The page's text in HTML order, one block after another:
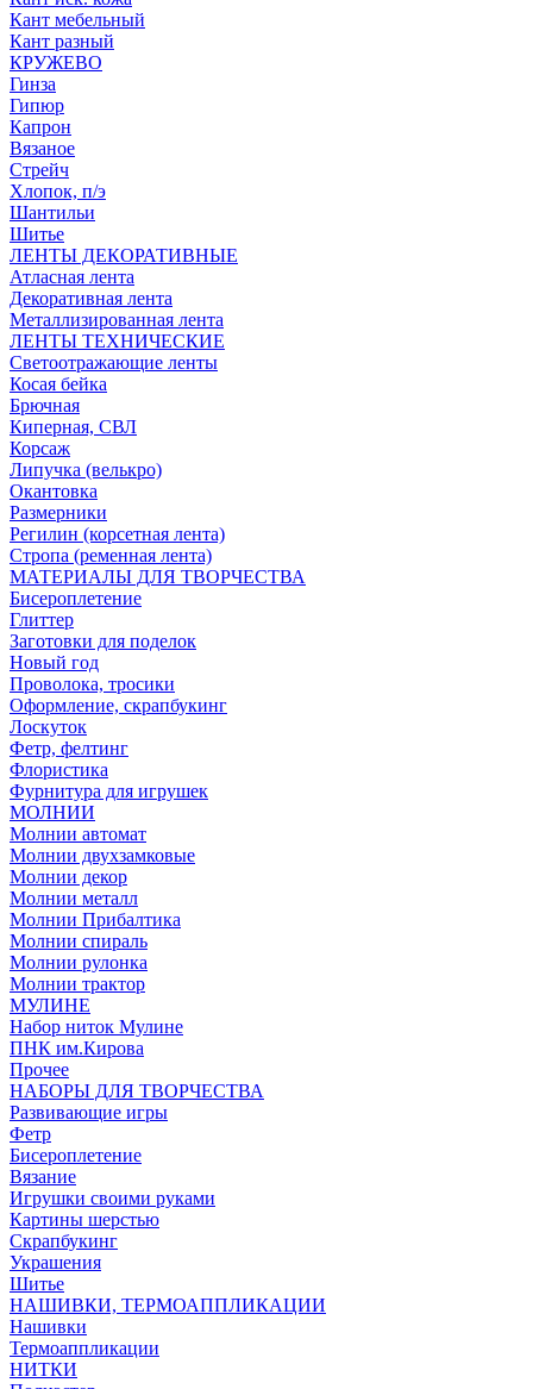
Кант мебельный
Кант разный
КРУЖЕВО
Гинза
Гипюр
Капрон
Вязаное
Стрейч
Хлопок, п/э
Шантильи
Шитье
ЛЕНТЫ ДЕКОРАТИВНЫЕ
Атласная лента
Декоративная лента
Металлизированная лента
ЛЕНТЫ ТЕХНИЧЕСКИЕ
Светоотражающие ленты
Косая бейка
Брючная
Киперная, СВЛ
Корсаж
Липучка (велькро)
Окантовка
Размерники
Регилин (корсетная лента)
Стропа (ременная лента)
МАТЕРИАЛЫ ДЛЯ ТВОРЧЕСТВА
Бисероплетение
Глиттер
Заготовки для поделок
Новый год
Проволока, тросики
Оформление, скрапбукинг
Лоскуток
Фетр, фелтинг
Флористика
Фурнитура для игрушек
МОЛНИИ
Молнии автомат
Молнии двухзамковые
Молнии декор
Молнии металл
Молнии Прибалтика
Молнии спираль
Молнии рулонка
Молнии трактор
МУЛИНЕ
Набор ниток Мулине
ПНК им.Кирова
Прочее
НАБОРЫ ДЛЯ ТВОРЧЕСТВА
Развивающие игры
Фетр
Бисероплетение
Вязание
Игрушки своими руками
Картины шерстью
Скрапбукинг
Украшения
Шитье
НАШИВКИ, ТЕРМОАППЛИКАЦИИ
Нашивки
Термоаппликации
НИТКИ